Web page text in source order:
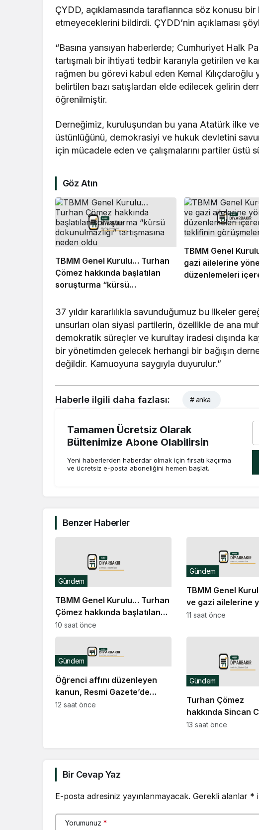
ÇYDD, açıklamasında taraflarınca söz konusu bir
etmeyeceklerini bildirdi. ÇYDD’nin açıklaması
“Basına yansıyan haberlerde; Cumhuriyet Halk
tartışmalı bir ihtiyati tedbir kararıyla getirilen ve
rağmen bu görevi kabul eden Kemal
belirtilen bazı satışlardan elde edilecek gelirin
öğrenilmiştir.
Derneğimiz, kuruluşundan bu yana Atatürk ilke
üstünlüğünü, demokrasiyi ve hukuk devletini
için mücadele eden ve çalışmalarını partiler
Göz Atın
TBMM Genel Kurulu… Turhan
Çömez hakkında başlatılan
soruşturma “kürsü
neden oldu
TBMM Genel
gazi ailelerine
düzenlemeleri
37 yıldır kararlılıkla savunduğumuz bu ilkeler
unsurları olan siyasi partilerin, özellikle de ana
demokratik süreçler ve kurultay iradesi dışında
bir yönetimden gelecek herhangi bir bağışın
değildir. Kamuoyuna saygıyla duyurulur.”
Haberle ilgili daha fazlası: # anka
Tamamen Ücretsiz Olarak
Bültenimize Abone Olabilirsin
Yeni haberlerden haberdar olmak için fırsatı kaçırma
ve ücretsiz e-posta aboneliğini hemen başlat.
Benzer Haberler
TBMM Genel Kurulu… Turhan
Çömez hakkında başlatılan
soruşturma “kürsü
dokunulmazlığı” tartışmasına
neden oldu
Gündem
10 saat önce
TBMM Genel
ve gazi ailelerine
düzenlemeleri
Gündem
11 saat önce
Öğrenci affını düzenleyen
kanun, Resmi Gazete’de
yayımlandı
Gündem
12 saat önce
Turhan Çömez
hakkında Sincan
isyan çıktığı
Gündem
13 saat önce
Bir Cevap Yaz
E-posta adresiniz yayınlanmayacak. Gerekli alanlar *
Yorumunuz *